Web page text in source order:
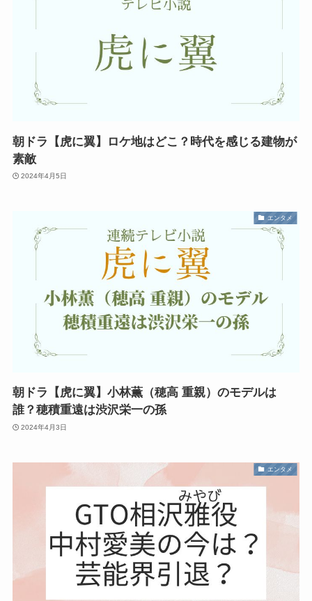
朝ドラ【虎に翼】ロケ地はどこ？時代を感じる建物が
素敵
2024年4月5日
エンタメ
朝ドラ【虎に翼】小林薫（穂高 重親）のモデルは
誰？穂積重遠は渋沢栄一の孫
2024年4月3日
エンタメ